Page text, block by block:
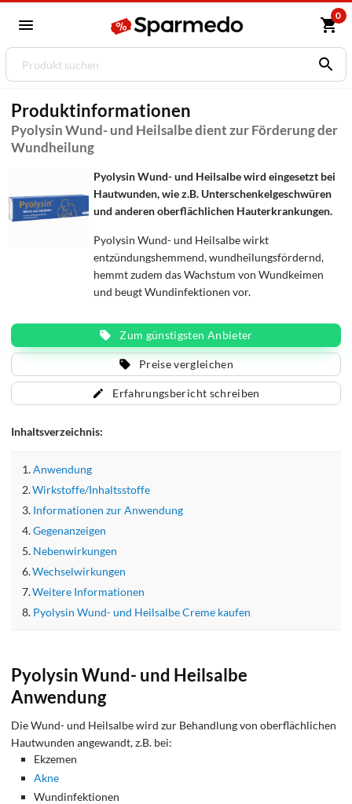
0
Produktinformationen
Pyolysin Wund- und Heilsalbe dient zur Förderung der
Wundheilung
Pyolysin Wund- und Heilsalbe wird eingesetzt bei
Hautwunden, wie z.B. Unterschenkelgeschwüren
und anderen oberflächlichen Hauterkrankungen.
Pyolysin Wund- und Heilsalbe wirkt
entzündungshemmend, wundheilungsfördernd,
hemmt zudem das Wachstum von Wundkeimen
und beugt Wundinfektionen vor.
Zum günstigsten Anbieter
Preise vergleichen
Erfahrungsbericht schreiben
Inhaltsverzeichnis:
Anwendung
Wirkstoffe/Inhaltsstoffe
Informationen zur Anwendung
Gegenanzeigen
Nebenwirkungen
Wechselwirkungen
Weitere Informationen
Pyolysin Wund- und Heilsalbe Creme kaufen
Pyolysin Wund- und Heilsalbe
Anwendung
Die Wund- und Heilsalbe wird zur Behandlung von oberflächlichen
Hautwunden angewandt, z.B. bei:
Ekzemen
Akne
Wundinfektionen